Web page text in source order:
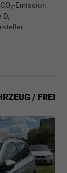
Emission
D,
/ FREI